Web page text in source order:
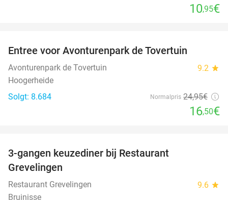
10,95€
Entree voor Avonturenpark de Tovertuin
Avonturenpark de Tovertuin 9.2 star
Hoogerheide
Solgt: 8.684
Normalpris 24,95€
16,50€
3-gangen keuzediner bij Restaurant
Grevelingen
Restaurant Grevelingen 9.6 star
Bruinisse